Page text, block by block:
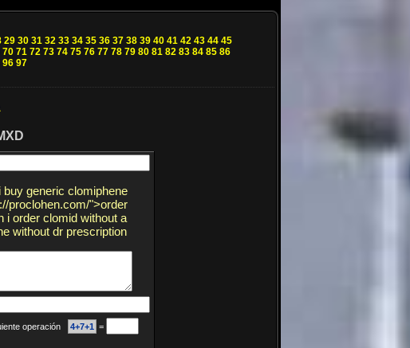
29 30 31 32 33 34 35 36 37 38 39 40 41 42 43 44 45
70 71 72 73 74 75 76 77 78 79 80 81 82 83 84 85 86
96 97
generic clomiphene
proclohen.com/">order
i order clomid without a
without dr prescription
operación 4+7+1 =